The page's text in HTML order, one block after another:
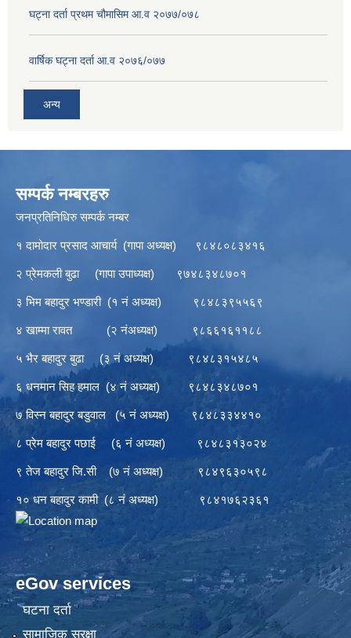
घट्ना दर्ता प्रथम चौमासिम आ.व २०७७/०७८
वार्षिक घट्ना दर्ता आ.व २०७६/०७७
अन्य
सम्पर्क नम्बरहरु
जनप्रतिनिधिरु सम्पर्क नम्बर
१ दामोदार प्रसाद आचार्य (गापा अध्यक्ष) ९८४८०८३४१६
२ प्रेमकली बुढा (गापा उपाध्यक्ष) ९७४८३४८७०१
३ भिम बहादुर भण्डारी (१ नं अध्यक्ष) ९८४८३९५५६९
४ खाम्मा रावत (२ नंअध्यक्ष) ९८६६१६११८८
५ भैर बहादुर बुढा (३ नं अध्यक्ष) ९८४८३१५४८५
६ धनमान सिह हमाल (४ नं अध्यक्ष) ९८४८३४८७०१
७ विस्न बहादुर बडुवाल (५ नं अध्यक्ष) ९८४८३३४४१०
८ प्रेम बहादुर पछाई (६ नं अध्यक्ष) ९८४८३१३०२४
९ तेज बहादुर जि.सी (७ नं अध्यक्ष) ९८४९६३०५९८
१० धन बहादुर कामी (८ नं अध्यक्ष) ९८४१७६२३६१
eGov services
घटना दर्ता
सामाजिक सुरक्षा